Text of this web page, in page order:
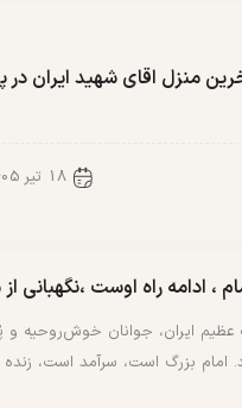
اخرین منزل اقای شهید ایران
18 تیر 1405
، ادامه راه اوست ،نگهبانی
عظیم ایران، جوانان خوش‌روحیه و
امام بزرگ است، سرآمد است،